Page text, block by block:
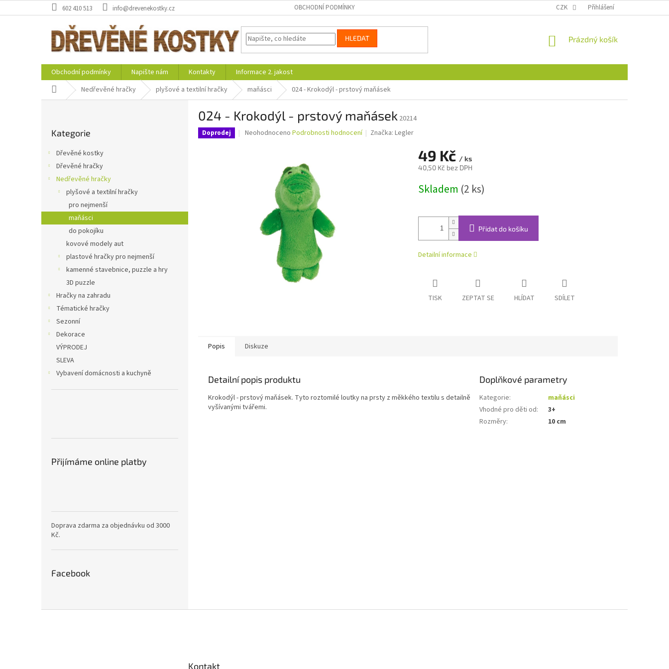
na
602 410 513 info@drevenekostky.cz OBCHODNÍ PODMÍNKY CZK Přihlášení
HLEDAT
NÁKUPNÍ
Prázdný košík
Obchodní podmínky Napište nám Kontakty
Informace 2. jakost
Domů Nedřevěné hračky plyšové a textilní hračky maňásci 024 - Krokodýl - prstový maňásek
a
n
kategorie
Kategorie
Dřevěné kostky
Dřevěné hračky
Nedřevěné hračky
plyšové a textilní hračky
pro nejmenší
maňásci
do pokojíku
kovové modely aut
plastové hračky pro nejmenší
kamenné stavebnice, puzzle a hry
3D puzzle
Hračky na zahradu
Tématické hračky
Sezonní
Dekorace
VÝPRODEJ
SLEVA
Vybavení domácnosti a kuchyně
Přijímáme online platby
Doprava zdarma za objednávku od 3000
Kč.
Facebook
024 - Krokodýl - prstový maňásek 20214
Doprodej
Průměrné
hvězdiček.
Neohodnoceno Podrobnosti hodnocení Značka:Legler
49 Kč / ks
40,50 Kč bez DPH
cena:
Skladem (2 ks)
Přidat do košíku
Detailní informace
TISK ZEPTAT SE HLÍDAT SDÍLET
Popis Diskuze
Detailní popis produktu
Krokodýl - prstový maňásek. Tyto roztomilé loutky na prsty z měkkého textilu s detailně
vyšívanými tvářemi.
Doplňkové parametry
Kategorie:
maňásci
Vhodné pro děti od:
3+
Rozměry: 10 cm
Kontakt